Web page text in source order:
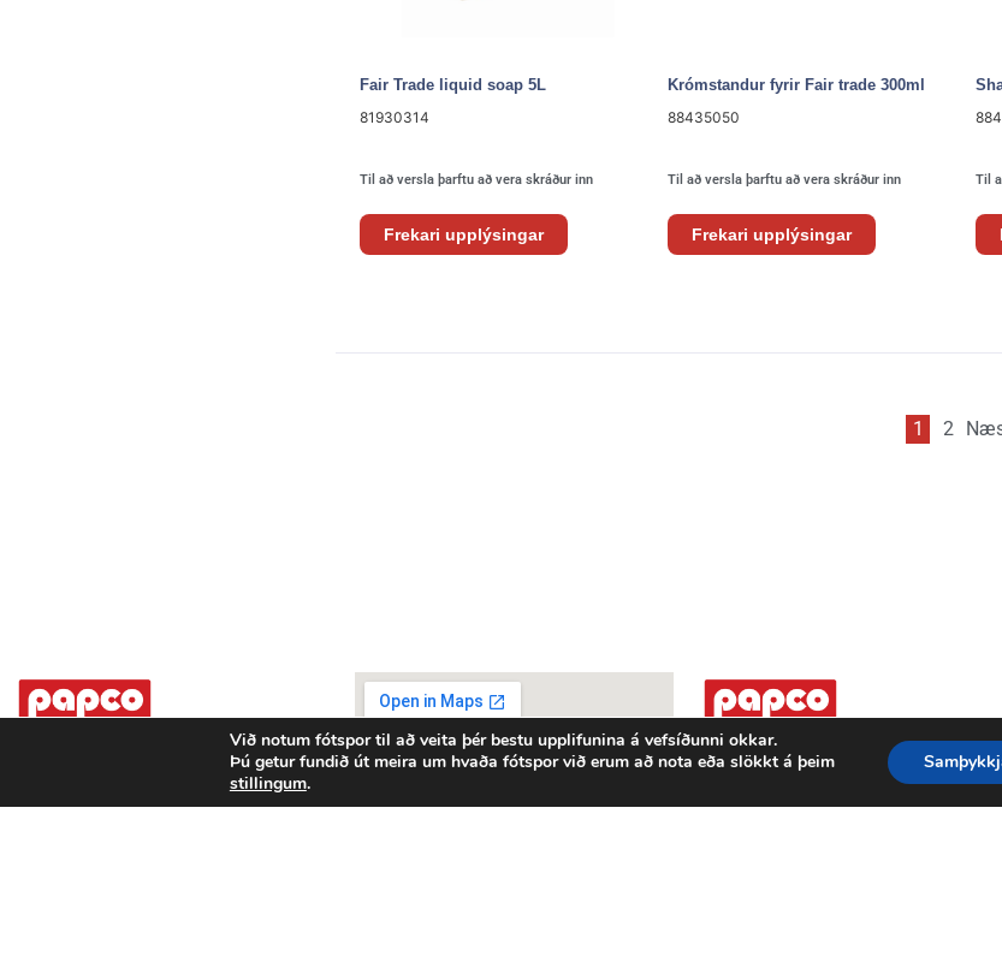
Fair Trade liquid soap 5L
81930314
Til að versla þarftu að vera skráður inn
Frekari upplýsingar
Krómstandur fyrir Fair trade 300ml
88435050
Til að versla þarftu að vera skráður inn
Frekari upplýsingar
Til
1 2
Stórhöfða 42 - 110 Reykjavík
Fjölnisgata 6a - 603 Akureyri
Við notum fótspor til að veita þér bestu upplifunina á vefsíðunni okkar.
Þú getur fundið út meira um hvaða fótspor við erum að nota eða slökkt á þeim
stillingum.